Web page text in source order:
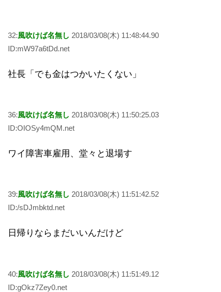
32:風吹けば名無し 2018/03/08(木) 11:48:44.90
ID:mW97a6tDd.net
社長「でも金はつかいたくない」
36:風吹けば名無し 2018/03/08(木) 11:50:25.03
ID:OIOSy4mQM.net
ワイ障害車雇用、堂々と退場す
39:風吹けば名無し 2018/03/08(木) 11:51:42.52
ID:/sDJmbktd.net
日帰りならまだいいんだけど
40:風吹けば名無し 2018/03/08(木) 11:51:49.12
ID:gOkz7Zey0.net